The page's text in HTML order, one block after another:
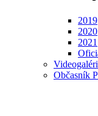
2019
2020
2021
Občasník